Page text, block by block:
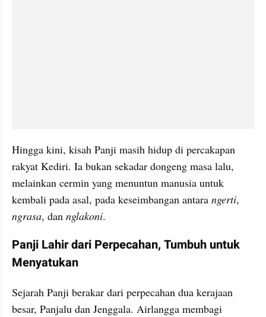
Hingga kini, kisah Panji masih hidup di percakapan
rakyat Kediri. Ia bukan sekadar dongeng masa lalu,
melainkan cermin yang menuntun manusia untuk
kembali pada asal, pada keseimbangan antara ngerti
ngrasa, dan nglakoni.
Panji Lahir dari Perpecahan, Tumbuh untuk
Menyatukan
Sejarah Panji berakar dari perpecahan dua kerajaan
besar, Panjalu dan Jenggala. Airlangga membagi